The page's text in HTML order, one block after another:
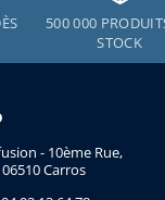
500 000
STOCK
- 10ème Rue,
Carros